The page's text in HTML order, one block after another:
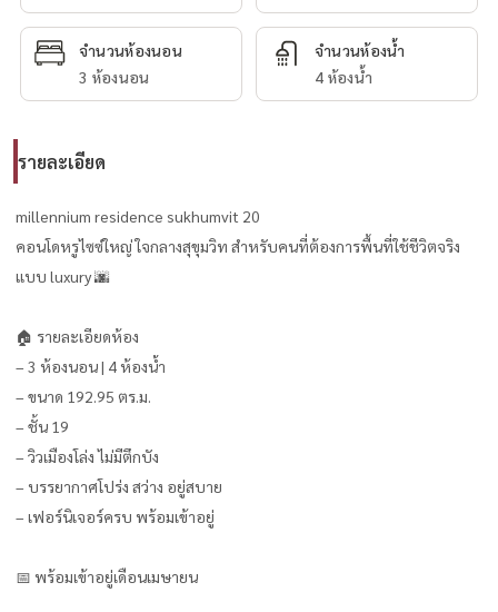
จำนวนห้องนอน
3 ห้องนอน
จำนวนห้องน้ำ
4 ห้องน้ำ
รายละเอียด
millennium residence sukhumvit 20
คอนโดหรูไซซ์ใหญ่ ใจกลางสุขุมวิท สำหรับคนที่ต้องการพื้นที่ใช้ชีวิตจริง
แบบ luxury 🌆
🏠 รายละเอียดห้อง
– 3 ห้องนอน | 4 ห้องน้ำ
– ขนาด 192.95 ตร.ม.
– ชั้น 19
– วิวเมืองโล่ง ไม่มีตึกบัง
– บรรยากาศโปร่ง สว่าง อยู่สบาย
– เฟอร์นิเจอร์ครบ พร้อมเข้าอยู่
📅 พร้อมเข้าอยู่เดือนเมษายน